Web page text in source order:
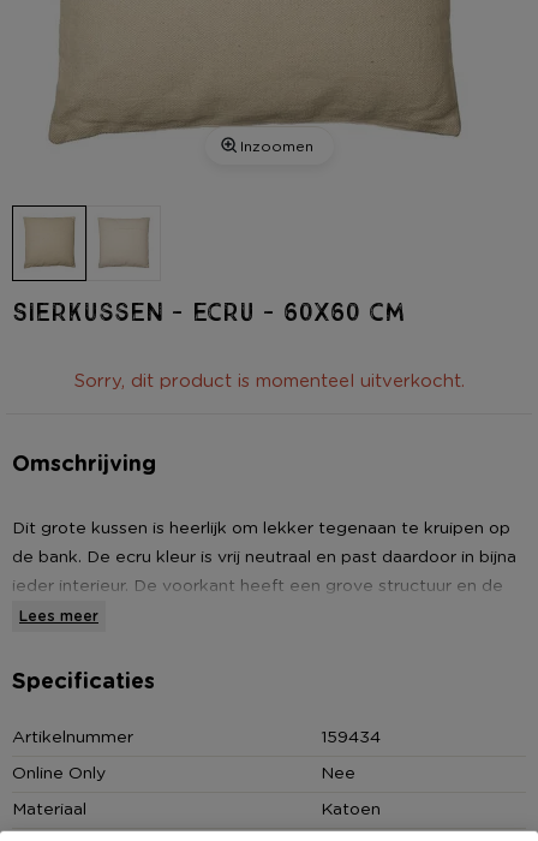
Inzoomen
Sierkussen - ecru - 60x60 cm
Sorry, dit product is momenteel uitverkocht.
Omschrijving
Dit grote kussen is heerlijk om lekker tegenaan te kruipen op
de bank. De ecru kleur is vrij neutraal en past daardoor in bijna
ieder interieur. De voorkant heeft een grove structuur en de
achterkant is glad. Aan de achterkant zit een rits waardoor je
Gemaakt van katoen
Ecru
Lees meer
Specificaties
Artikelnummer
159434
Online Only
Nee
Materiaal
Katoen